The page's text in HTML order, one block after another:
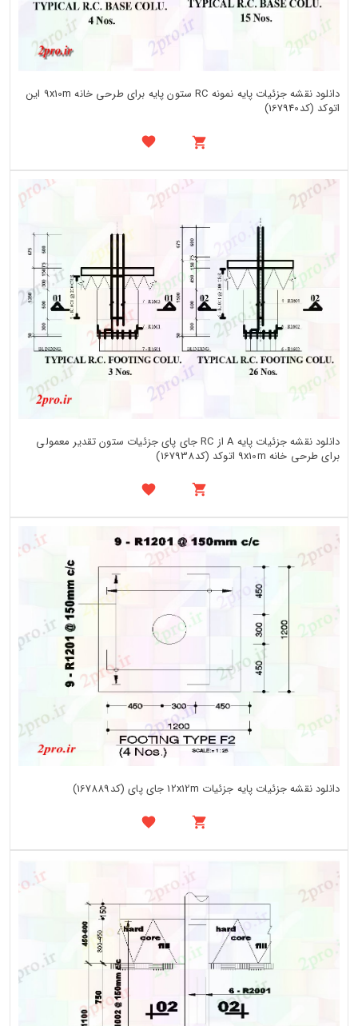
دانلود نقشه جزئیات پایه نمونه RC ستون پایه برای طرحی خانه 9x10m این
اتوکد (کد167940)
دانلود نقشه جزئیات پایه A از RC جای پای جزئیات ستون تقدیر معمولی
برای طرحی خانه 9x10m اتوکد (کد167938)
دانلود نقشه جزئیات پایه جزئیات 12x12m جای پای (کد167889)